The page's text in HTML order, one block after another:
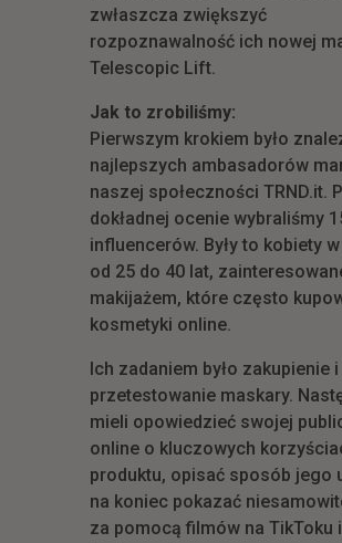
zwłaszcza zwiększyć
rozpoznawalność ich nowej
Telescopic Lift.
Jak to zrobiliśmy:
Pierwszym krokiem było
najlepszych ambasadorów
naszej społeczności TRND.it.
dokładnej ocenie wybraliśmy
influencerów. Były to kobiety
od 25 do 40 lat,
makijażem, które często
kosmetyki online.
Ich zadaniem było zakupienie i
przetestowanie maskary.
mieli opowiedzieć swojej
online o kluczowych
produktu, opisać sposób jego
na koniec pokazać
za pomocą filmów na TikToku i